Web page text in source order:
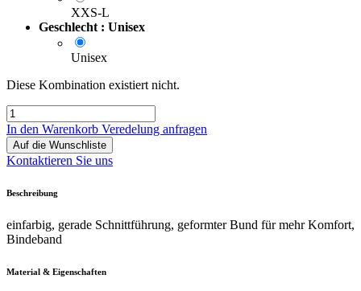
XXS-L
Geschlecht : Unisex
Unisex
Diese Kombination existiert nicht.
In den Warenkorb Veredelung anfragen
Auf die Wunschliste
Kontaktieren Sie uns
Beschreibung
einfarbig, gerade Schnittführung, geformter Bund für mehr Komfort,
Bindeband
Material & Eigenschaften